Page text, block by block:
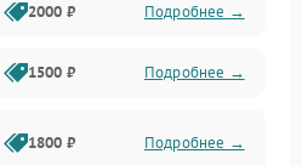
2000 ₽ Подробнее →
1500 ₽ Подробнее →
1800 ₽ Подробнее →